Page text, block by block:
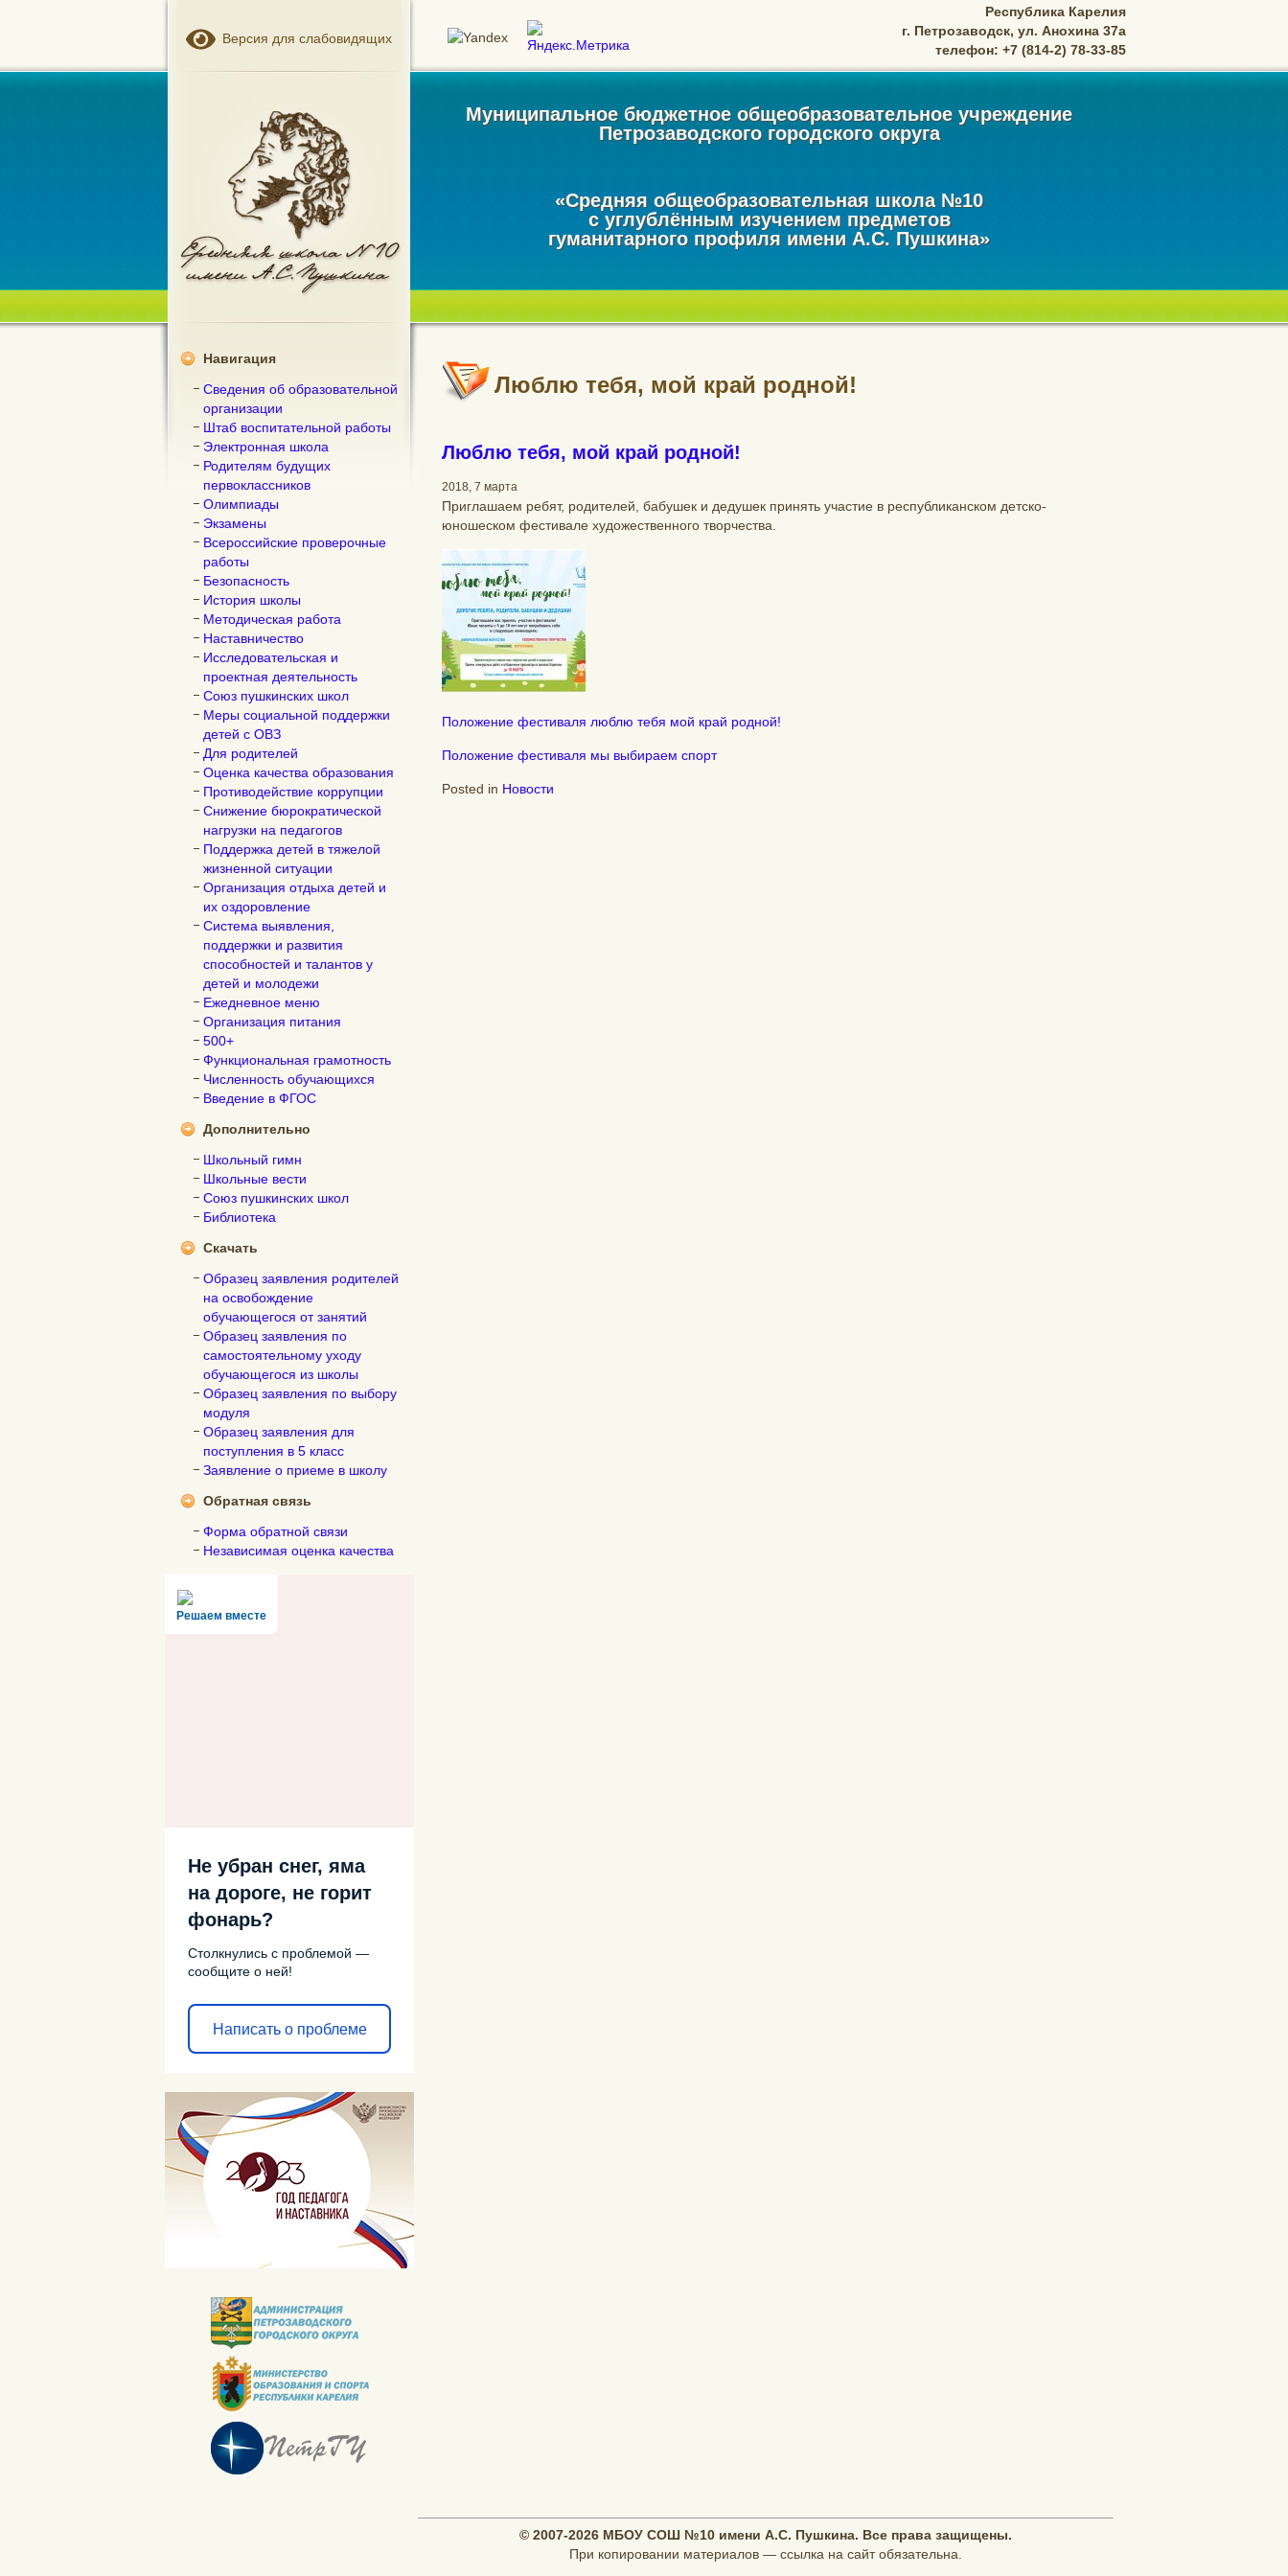
Версия для слабовидящих
Республика Карелия
г. Петрозаводск, ул. Анохина 37а
телефон: +7 (814-2) 78-33-85
Муниципальное бюджетное общеобразовательное учреждение
Петрозаводского городского округа
«Средняя общеобразовательная школа №10
с углублённым изучением предметов
гуманитарного профиля имени А.С. Пушкина»
Навигация
Сведения об образовательной
организации
Штаб воспитательной работы
Электронная школа
Родителям будущих
первоклассников
Олимпиады
Экзамены
Всероссийские проверочные
работы
Безопасность
История школы
Методическая работа
Наставничество
Исследовательская и
проектная деятельность
Союз пушкинских школ
Меры социальной поддержки
детей с ОВЗ
Для родителей
Оценка качества образования
Противодействие коррупции
Снижение бюрократической
нагрузки на педагогов
Поддержка детей в тяжелой
жизненной ситуации
Организация отдыха детей и
их оздоровление
Система выявления,
поддержки и развития
способностей и талантов у
детей и молодежи
Ежедневное меню
Организация питания
500+
Функциональная грамотность
Численность обучающихся
Введение в ФГОС
Дополнительно
Школьный гимн
Школьные вести
Союз пушкинских школ
Библиотека
Скачать
Образец заявления родителей
на освобождение
обучающегося от занятий
Образец заявления по
самостоятельному уходу
обучающегося из школы
Образец заявления по выбору
модуля
Образец заявления для
поступления в 5 класс
Заявление о приеме в школу
Обратная связь
Форма обратной связи
Независимая оценка качества
Решаем вместе
Не убран снег, яма
на дороге, не горит
фонарь?
Столкнулись с проблемой —
сообщите о ней!
Написать о проблеме
Люблю тебя, мой край родной!
Люблю тебя, мой край родной!
2018, 7 марта
Приглашаем ребят, родителей, бабушек и дедушек принять участие в республиканском детско-
юношеском фестивале художественного творчества.
Положение фестиваля люблю тебя мой край родной!
Положение фестиваля мы выбираем спорт
Posted in Новости
© 2007-2026 МБОУ СОШ №10 имени А.С. Пушкина. Все права защищены.
При копировании материалов — ссылка на сайт обязательна.